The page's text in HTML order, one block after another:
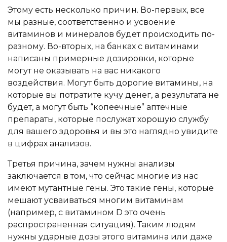
Этому есть несколько причин. Во-первых, все
мы разные, соответственно и усвоение
витаминов и минералов будет происходить по-
разному. Во-вторых, на банках с витаминами
написаны примерные дозировки, которые
могут не оказывать на вас никакого
воздействия. Могут быть дорогие витамины, на
которые вы потратите кучу денег, а результата не
будет, а могут быть “копеечные” аптечные
препараты, которые послужат хорошую службу
для вашего здоровья и вы это наглядно увидите
в цифрах анализов.
Третья причина, зачем нужны анализы
заключается в том, что сейчас многие из нас
имеют мутантные гены. Это такие гены, которые
мешают усваиваться многим витаминам
(например, с витамином D это очень
распространенная ситуация). Таким людям
нужны ударные дозы этого витамина или даже